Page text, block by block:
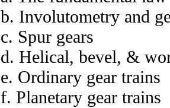
b. Involutometry and
c. Spur gears
d. Helical, bevel, &
e. Ordinary gear trains
f. Planetary gear trains